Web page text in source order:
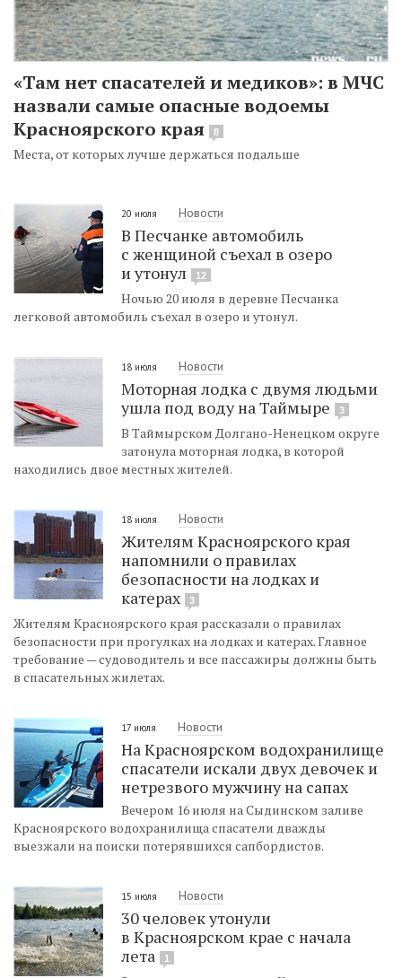
«Там нет спасателей и медиков»: в МЧС
назвали самые опасные водоемы
Красноярского края
8
Места, от которых лучше держаться подальше
20 июля Новости
В Песчанке автомобиль
с женщиной съехал в озеро
и утонул
12
Ночью 20 июля в деревне Песчанка
легковой автомобиль съехал в озеро и утонул.
18 июля Новости
Моторная лодка с двумя людьми
ушла под воду на Таймыре
3
В Таймырском Долгано-Ненецком округе
затонула моторная лодка, в которой
находились двое местных жителей.
18 июля Новости
Жителям Красноярского края
напомнили о правилах
безопасности на лодках и
катерах
3
Жителям Красноярского края рассказали о правилах
безопасности при прогулках на лодках и катерах. Главное
требование — судоводитель и все пассажиры должны быть
в спасательных жилетах.
17 июля Новости
На Красноярском водохранилище
спасатели искали двух девочек и
нетрезвого мужчину на сапах
Вечером 16 июля на Сыдинском заливе
Красноярского водохранилища спасатели дважды
выезжали на поиски потерявшихся сапбордистов.
15 июля Новости
30 человек утонули
в Красноярском крае с начала
лета
1